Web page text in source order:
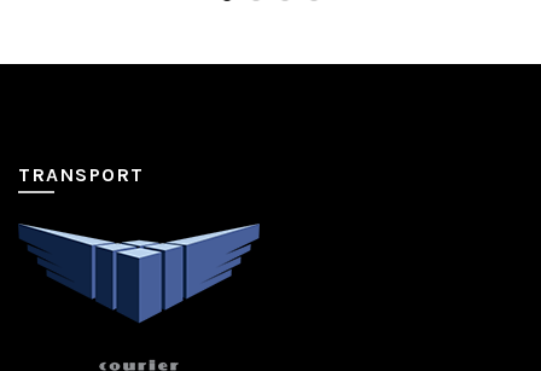
TRANSPORT